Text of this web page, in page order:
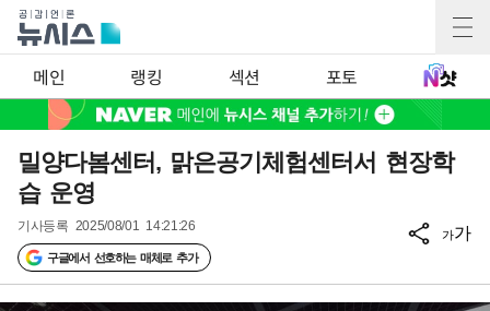
메인 랭킹 섹션 포토
밀양다봄센터, 맑은공기체험센터서 현장학
습 운영
기사등록 2025/08/01 14:21:26
구글에서 선호하는 매체로 추가
가가